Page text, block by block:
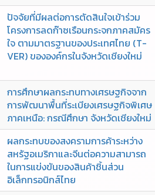
ปัจจัยที่มีผลต่อการตัดสินใจเข้าร่วม
โครงการลดก๊าซเรือนกระจกภาคสมัคร
ใจ ตามมาตรฐานของประเทศไทย (T-
VER) ขององค์กรในจังหวัดเชียงใหม่
การศึกษาผลกระทบทางเศรษฐกิจจาก
การพัฒนาพื้นที่ระเบียงเศรษฐกิจพิเศษ
ภาคเหนือ: กรณีศึกษา จังหวัดเชียงใหม่
ผลกระทบของสงครามการค้าระหว่าง
สหรัฐอเมริกาและจีนต่อความสามารถ
ในการแข่งขันของสินค้าชิ้นส่วน
อิเล็กทรอนิกส์ไทย